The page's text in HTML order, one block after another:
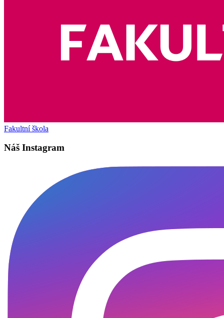
Fakultní škola
Náš Instagram